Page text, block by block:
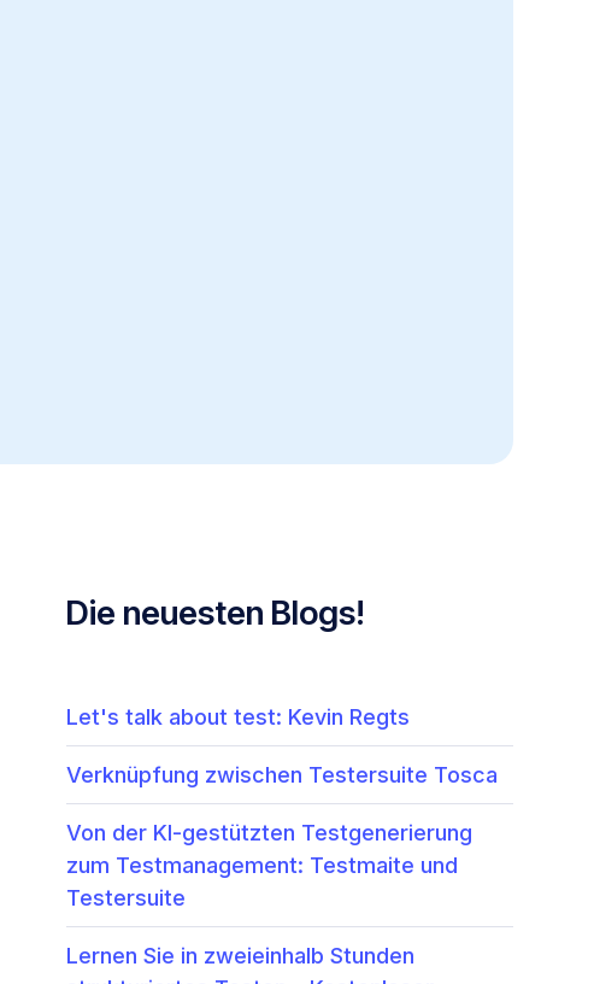
Die neuesten Blogs!
Let's talk about test: Kevin Regts
Verknüpfung zwischen Testersuite Tosca
Von der KI-gestützten Testgenerierung
zum Testmanagement: Testmaite und
Testersuite
Lernen Sie in zweieinhalb Stunden